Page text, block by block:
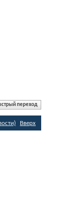
переход
Вверх